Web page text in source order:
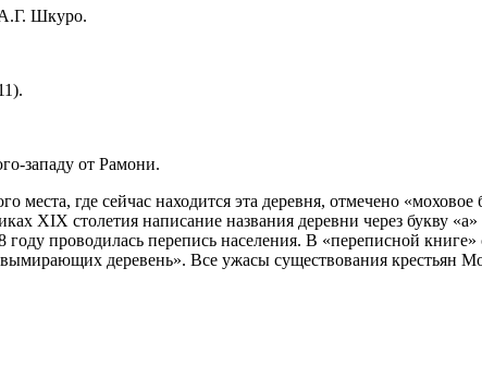
Шкуро.
западу от Рамони.
где сейчас находится эта деревня, отмечено
XIX столетия написание названия деревни через букву
проводилась перепись населения. В «переписной книге»
деревень». Все ужасы существования крестьян